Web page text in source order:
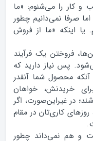
و کار را می‌شنوم: «ما
صرفا نمی‌دانیم چطور
یا اینکه «ما از فروش‌
فروختن یک فرآیند
پس نیاز دارید که
آنکه محصول شما آنقدر
خریدنش، خواهان
در غیراین‌صورت، اگر
روزهای کاری‌تان در مقام
و هم نمی‌داند چطور